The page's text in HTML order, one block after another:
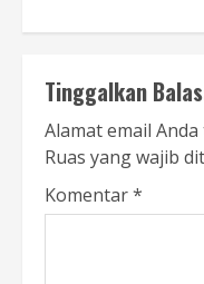
Tinggalkan
Alamat email
Ruas yang wajib
Komentar*